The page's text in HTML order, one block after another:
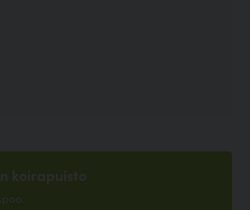
koirapuisto